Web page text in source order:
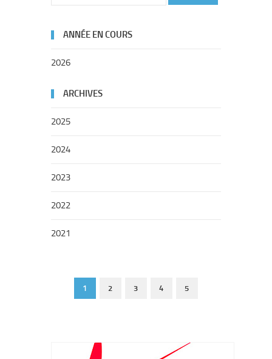
ANNÉE EN COURS
2026
ARCHIVES
2025
2024
2023
2022
2021
1 2 3 4 5